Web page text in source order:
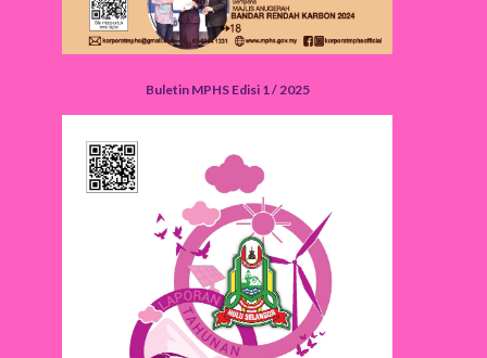
Buletin MPHS Edisi 1 / 2025